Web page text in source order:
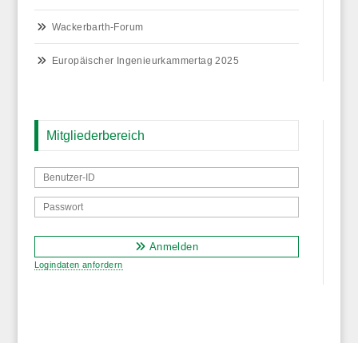
Wackerbarth-Forum
Europäischer Ingenieurkammertag 2025
Mitgliederbereich
Anmelden
Logindaten anfordern